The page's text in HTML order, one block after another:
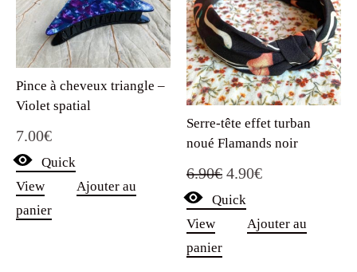
Pince à cheveux triangle –
Violet spatial
7.00€
Quick
View
Ajouter au
panier
Serre-tête effet turban
noué Flamands noir
6.90€ Le
prix
initial
4.90€Le
actuel
Quick
View
Ajouter au
panier